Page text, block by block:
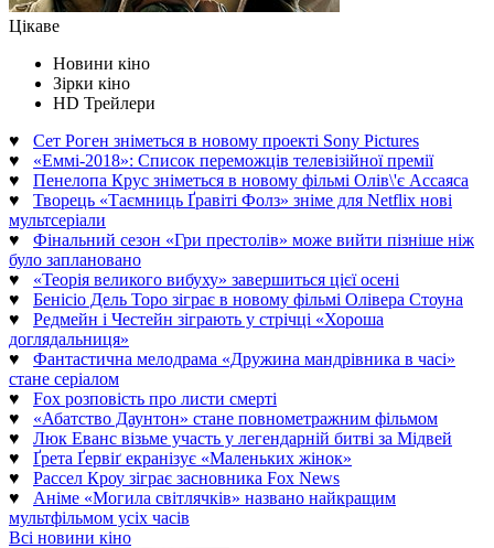
Цікаве
Новини кіно
Зірки кіно
HD Трейлери
♥ Сет Роген зніметься в новому проекті Sony Pictures
♥ «Еммі-2018»: Список переможців телевізійної премії
♥ Пенелопа Крус зніметься в новому фільмі Олів\'є Ассаяса
♥ Творець «Таємниць Ґравіті Фолз» зніме для Netflix нові
мультсеріали
♥ Фінальний сезон «Гри престолів» може вийти пізніше ніж
було заплановано
♥ «Теорія великого вибуху» завершиться цієї осені
♥ Бенісіо Дель Торо зіграє в новому фільмі Олівера Стоуна
♥ Редмейн і Честейн зіграють у стрічці «Хороша
доглядальниця»
♥ Фантастична мелодрама «Дружина мандрівника в часі»
стане серіалом
♥ Fox розповість про листи смерті
♥ «Абатство Даунтон» стане повнометражним фільмом
♥ Люк Еванс візьме участь у легендарній битві за Мідвей
♥ Ґрета Ґервіґ екранізує «Маленьких жінок»
♥ Рассел Кроу зіграє засновника Fox News
♥ Аніме «Могила світлячків» названо найкращим
мультфільмом усіх часів
Всі новини кіно